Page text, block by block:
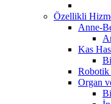
Özellikli
Anne-
Kas
Robotik
Organ